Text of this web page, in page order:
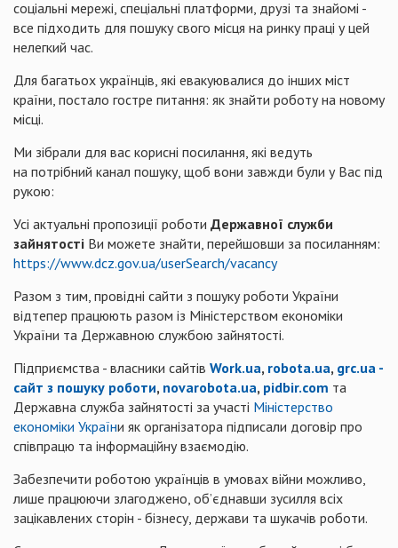
соціальні мережі, спеціальні платформи, друзі та знайомі -
все підходить для пошуку свого місця на ринку праці у цей
нелегкий час.
Для багатьох українців, які евакуювалися до інших міст
країни, постало гостре питання: як знайти роботу на новому
місці.
Ми зібрали для вас корисні посилання, які ведуть
на потрібний канал пошуку, щоб вони завжди були у Вас під
рукою:
Усі актуальні пропозиції роботи Державної служби
зайнятості Ви можете знайти, перейшовши за посиланням:
https://www.dcz.gov.ua/userSearch/vacancy
Разом з тим, провідні сайти з пошуку роботи України
відтепер працюють разом із Міністерством економіки
України та Державною службою зайнятості.
Підприємства - власники сайтів Work.ua, robota.ua, grc.ua -
сайт з пошуку роботи, novarobota.ua, pidbir.com та
Державна служба зайнятості за участі Міністерство
економіки України як організатора підписали договір про
співпрацю та інформаційну взаємодію.
Забезпечити роботою українців в умовах війни можливо,
лише працюючи злагоджено, об’єднавши зусилля всіх
зацікавлених сторін - бізнесу, держави та шукачів роботи.